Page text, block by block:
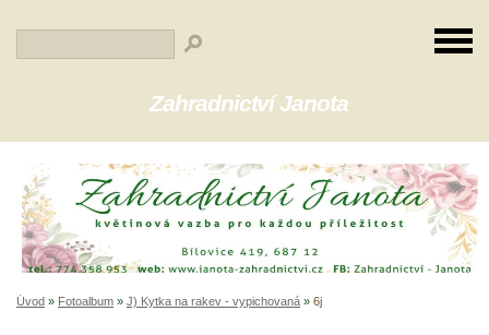
Zahradnictví Janota
Úvod » Fotoalbum » J) Kytka na rakev - vypichovaná » 6j